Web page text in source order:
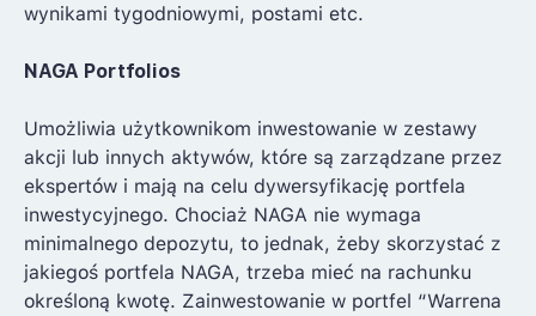
wynikami tygodniowymi, postami etc.
NAGA Portfolios
Umożliwia użytkownikom inwestowanie w zestawy
akcji lub innych aktywów, które są zarządzane przez
ekspertów i mają na celu dywersyfikację portfela
inwestycyjnego. Chociaż NAGA nie wymaga
minimalnego depozytu, to jednak, żeby skorzystać z
jakiegoś portfela NAGA, trzeba mieć na rachunku
określoną kwotę. Zainwestowanie w portfel “Warrena